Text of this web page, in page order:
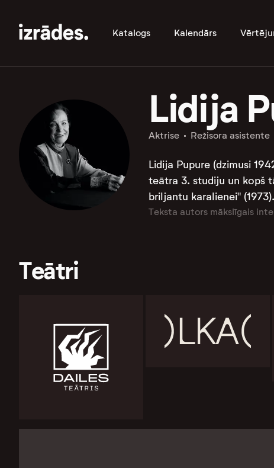
Katalogs Kalendārs
Lidija
Aktrise Režisora asistente
Lidija Pupure (dzimusi
teātra 3. studiju un kopš
briljantu karalienei"
Teksta autors mākslīgais
Teātri